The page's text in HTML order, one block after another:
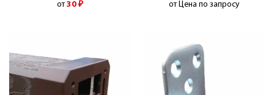
от 30 ₽ от Цена по запросу